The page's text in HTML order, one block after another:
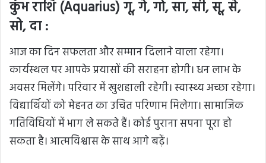
कुंभ राशि (Aquarius) गू, गे, गो, सा, सी, सू, से,
सो, दा :
आज का दिन सफलता और सम्मान दिलाने वाला रहेगा।
कार्यस्थल पर आपके प्रयासों की सराहना होगी। धन लाभ के
अवसर मिलेंगे। परिवार में खुशहाली रहेगी। स्वास्थ्य अच्छा रहेगा।
विद्यार्थियों को मेहनत का उचित परिणाम मिलेगा। सामाजिक
गतिविधियों में भाग ले सकते हैं। कोई पुराना सपना पूरा हो
सकता है। आत्मविश्वास के साथ आगे बढ़ें।